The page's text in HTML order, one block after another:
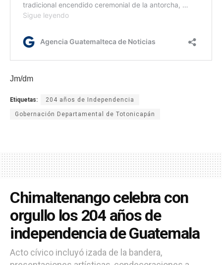
Jm/dm
Etiquetas: 204 años de Independencia
Gobernación Departamental de Totonicapán
Chimaltenango celebra con
orgullo los 204 años de
independencia de Guatemala
Acto cívico incluyó izada de la bandera,